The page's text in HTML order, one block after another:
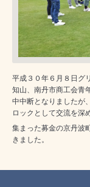
平成３０年６月８日グ
知山、南丹市商工会青
中中断となりましたが
ロックとして交流を深
集まった募金の京丹波
きました。